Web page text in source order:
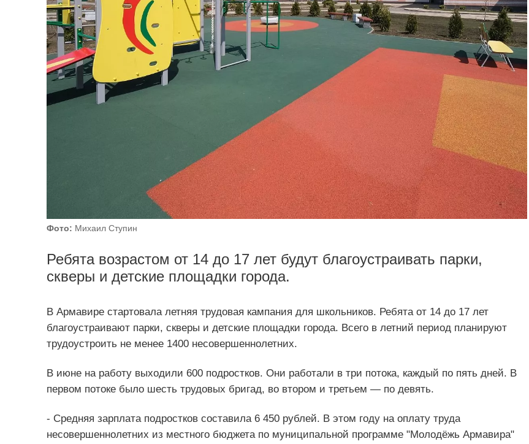
Фото: Михаил Ступин
Ребята возрастом от 14 до 17 лет будут благоустраивать парки,
скверы и детские площадки города.
В Армавире стартовала летняя трудовая кампания для школьников. Ребята от 14 до 17 лет
благоустраивают парки, скверы и детские площадки города. Всего в летний период планируют
трудоустроить не менее 1400 несовершеннолетних.
В июне на работу выходили 600 подростков. Они работали в три потока, каждый по пять дней. В
первом потоке было шесть трудовых бригад, во втором и третьем — по девять.
- Средняя зарплата подростков составила 6 450 рублей. В этом году на оплату труда
несовершеннолетних из местного бюджета по муниципальной программе "Молодёжь Армавира"